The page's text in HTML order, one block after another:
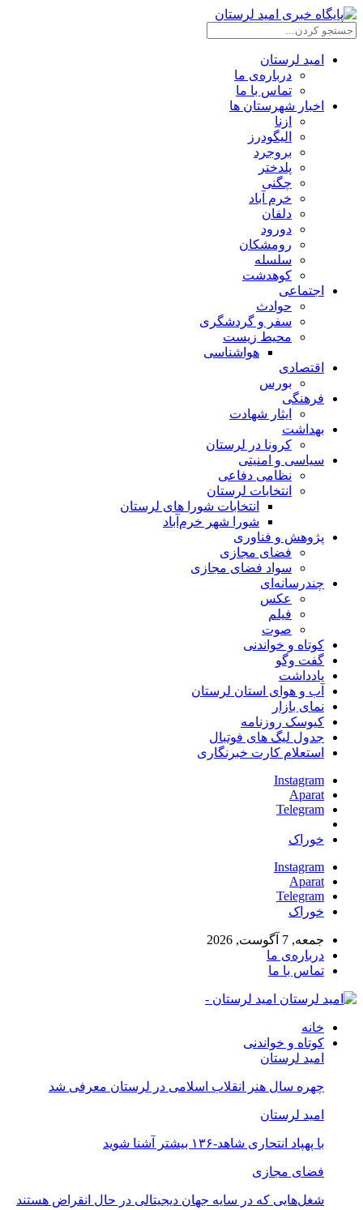
امید لرستان
درباره‌ی ما
تماس با ما
اخبار شهرستان ها
ازنا
الیگودرز
بروجرد
پلدختر
چگنی
خرم آباد
دلفان
دورود
رومشکان
سلسله
کوهدشت
اجتماعی
حوادث
سفر و گردشگری
محیط زیست
هواشناسی
اقتصادی
بورس
فرهنگی
ایثار شهادت
بهداشت
کرونا در لرستان
سیاسی و امنیتی
نظامی دفاعی
انتخابات لرستان
انتخابات شورا های لرستان
شورا شهر خرم‌آباد
پژوهش و فناوری
فضای مجازی
سواد فضای مجازی
چندرسانه‌ای
عكس
فیلم
صوت
کوتاه و خواندنی
گفت وگو
یادداشت
آب و هوای استان لرستان
نمای بازار
کیوسک روزنامه
جدول لیگ های فوتبال
استعلام کارت خبرنگاری
Instagram
Aparat
Telegram
خوراک
Instagram
Aparat
Telegram
خوراک
جمعه, 7 آگوست, 2026
درباره‌ی ما
تماس با ما
امید لرستان -
خانه
کوتاه و خواندنی
امید لرستان
چهره سال هنر انقلاب اسلامی در لرستان معرفی شد
امید لرستان
با پهپاد انتحاری شاهد-۱۳۶ بیشتر آشنا شوید
فضای مجازی
شغل‌‌هایی که در سایه جهان دیجیتالی در حال انقراض هستند